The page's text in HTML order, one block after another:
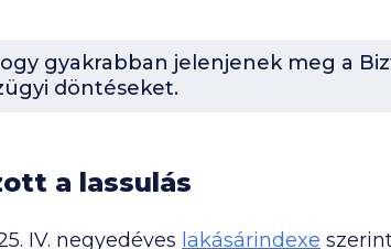
gyakrabban jelenjenek meg a
döntéseket.
a lassulás
IV. negyedéves lakásárindexe